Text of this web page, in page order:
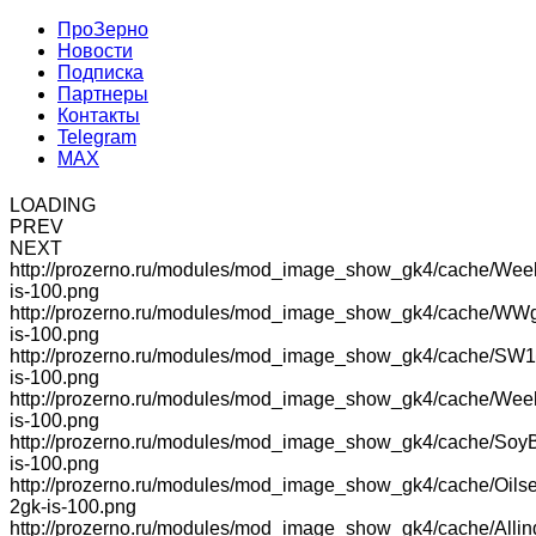
ПроЗерно
Новости
Подписка
Партнеры
Контакты
Telegram
MAX
LOADING
PREV
NEXT
http://prozerno.ru/modules/mod_image_show_gk4/cache/
is-100.png
http://prozerno.ru/modules/mod_image_show_gk4/cache/
is-100.png
http://prozerno.ru/modules/mod_image_show_gk4/cache/
is-100.png
http://prozerno.ru/modules/mod_image_show_gk4/cache/
is-100.png
http://prozerno.ru/modules/mod_image_show_gk4/cache/
is-100.png
http://prozerno.ru/modules/mod_image_show_gk4/cache/
2gk-is-100.png
http://prozerno.ru/modules/mod_image_show_gk4/cache/